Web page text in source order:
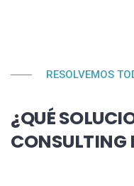
RESOLVEMOS
¿QUÉ
CONSULTING